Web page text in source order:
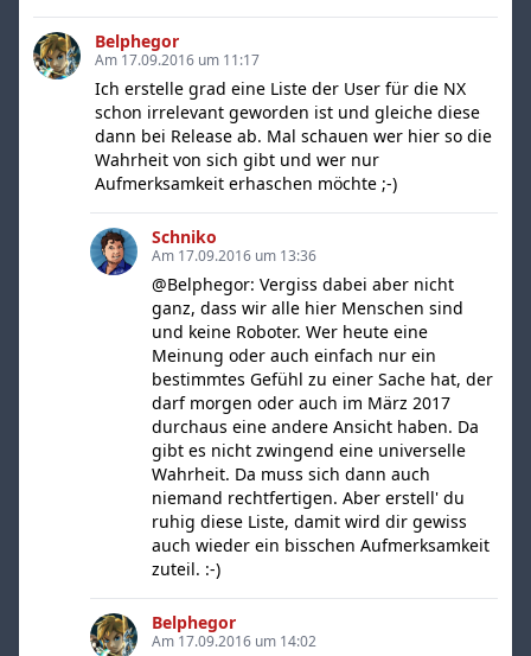
Belphegor
Am 17.09.2016 um 11:17
Ich erstelle grad eine Liste der User für die NX
schon irrelevant geworden ist und gleiche diese
dann bei Release ab. Mal schauen wer hier so die
Wahrheit von sich gibt und wer nur
Aufmerksamkeit erhaschen möchte ;-)
Schniko
Am 17.09.2016 um 13:36
@Belphegor: Vergiss dabei aber nicht
ganz, dass wir alle hier Menschen sind
und keine Roboter. Wer heute eine
Meinung oder auch einfach nur ein
bestimmtes Gefühl zu einer Sache hat, der
darf morgen oder auch im März 2017
durchaus eine andere Ansicht haben. Da
gibt es nicht zwingend eine universelle
Wahrheit. Da muss sich dann auch
niemand rechtfertigen. Aber erstell' du
ruhig diese Liste, damit wird dir gewiss
auch wieder ein bisschen Aufmerksamkeit
zuteil. :-)
Belphegor
Am 17.09.2016 um 14:02